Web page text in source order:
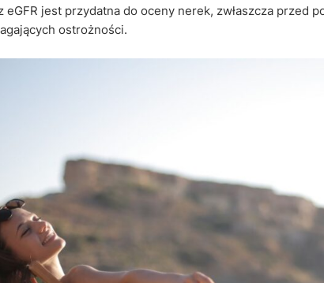
eGFR jest przydatna do oceny nerek, zwłaszcza przed
ostrożności.